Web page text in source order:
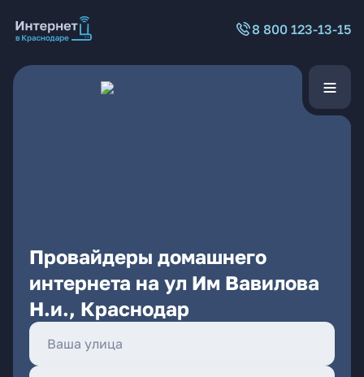
8 800 123-13-15
Провайдеры домашнего
интернета на ул Им Вавилова
Н.и., Краснодар